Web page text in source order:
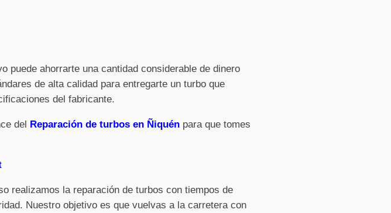
puede ahorrarte una cantidad considerable de dinero
de alta calidad para entregarte un turbo que
del fabricante.
del Reparación de turbos en Ñiquén para que tomes
realizamos la reparación de turbos con tiempos de
Nuestro objetivo es que vuelvas a la carretera con